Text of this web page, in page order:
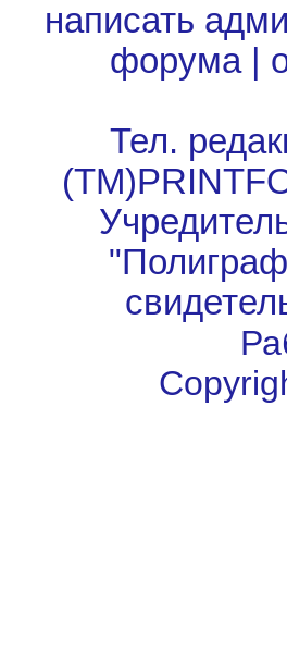
написать
форума|
Тел.